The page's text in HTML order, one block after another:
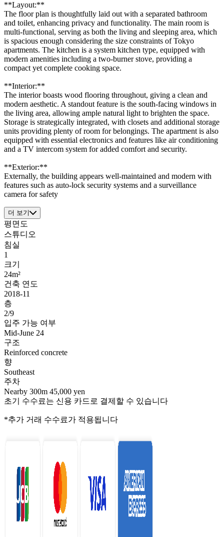
**Layout:**
The floor plan is thoughtfully laid out with a separated bathroom
and toilet, enhancing privacy and functionality. The main room is
multi-functional, serving as both the living and sleeping area, which
is spacious enough considering the size constraints of Tokyo
apartments. The kitchen is a system kitchen type, equipped with
modern amenities including a two-burner stove, providing a
compact yet complete cooking space.
**Interior:**
The interior boasts wood flooring throughout, giving a clean and
modern aesthetic. A standout feature is the south-facing windows in
the living area, allowing ample natural light to brighten the space.
Storage is strategically integrated, with closets and additional storage
units providing plenty of room for belongings. The apartment is also
equipped with essential electronics and features like air conditioning
and a TV intercom system for added comfort and security.
**Exterior:**
Externally, the building appears well-maintained and modern with
features such as auto-lock security systems and a surveillance
camera for safety
더 보기
평면도
스튜디오
침실
1
크기
24m²
건축 연도
2018-11
층
2/9
입주 가능 여부
Mid-June 24
구조
Reinforced concrete
향
Southeast
주차
Nearby 300m 45,000 yen
초기 수수료는 신용 카드로 결제할 수 있습니다
*추가 거래 수수료가 적용됩니다